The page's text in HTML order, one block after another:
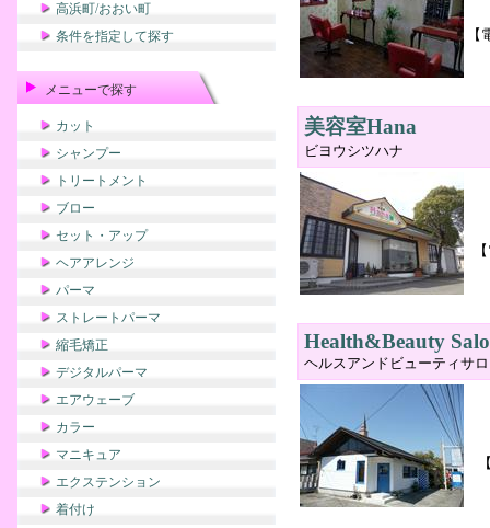
高浜町/おおい町
条件を指定して探す
メニューで探す
カット
シャンプー
トリートメント
ブロー
セット・アップ
ヘアアレンジ
パーマ
ストレートパーマ
縮毛矯正
デジタルパーマ
エアウェーブ
カラー
マニキュア
エクステンション
着付け
美容室Hana
ビヨウシツハナ
Health&Beauty
ヘルスアンドビューティサ